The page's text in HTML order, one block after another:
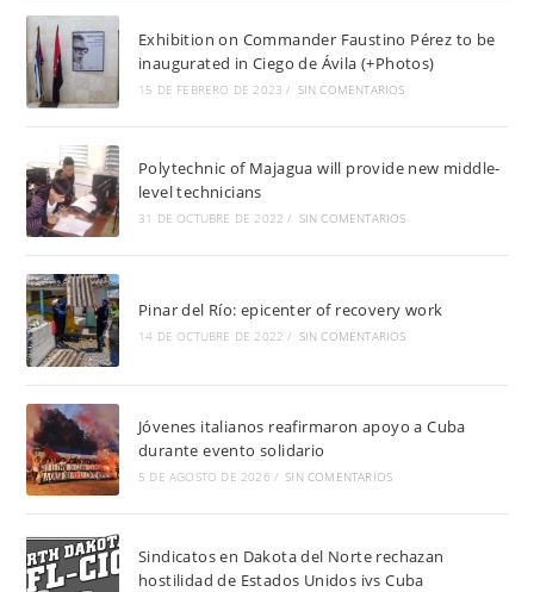
Exhibition on Commander Faustino Pérez to be
inaugurated in Ciego de Ávila (+Photos)
15 DE FEBRERO DE 2023 / SIN COMENTARIOS
Polytechnic of Majagua will provide new middle-
level technicians
31 DE OCTUBRE DE 2022 / SIN COMENTARIOS
Pinar del Río: epicenter of recovery work
14 DE OCTUBRE DE 2022 / SIN COMENTARIOS
Jóvenes italianos reafirmaron apoyo a Cuba
durante evento solidario
5 DE AGOSTO DE 2026 / SIN COMENTARIOS
Sindicatos en Dakota del Norte rechazan
hostilidad de Estados Unidos ivs Cuba